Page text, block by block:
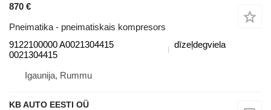
870 €
Pneimatika - pneimatiskais kompresors
9122100000 A0021304415
0021304415
dīzeļdegviela
Igaunija, Rummu
KB AUTO EESTI OÜ